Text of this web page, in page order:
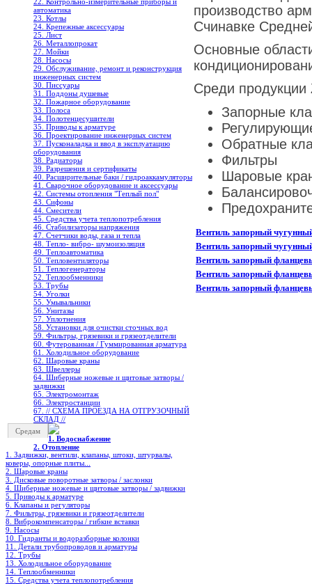
автоматика
23. Котлы
24. Крепежные аксессуары
25. Лист
26. Металлопрокат
27. Мойки
28. Насосы
29. Обслуживание, ремонт и реконструкция
инженерных систем
30. Писсуары
31. Поддоны душевые
32. Пожарное оборудование
33. Полоса
34. Полотенцесушители
35. Приводы к арматуре
36. Проектирование инженерных систем
37. Пусконаладка и ввод в эксплуатацию
оборудования
38. Радиаторы
39. Разрешения и сертификаты
40. Расширительные баки / гидроаккамуляторы
41. Сварочное оборудование и аксессуары
42. Системы отопления "Теплый пол"
43. Сифоны
44. Смесители
45. Средства учета теплопотребления
46. Стабилизаторы напряжения
47. Счетчики воды, газа и тепла
48. Тепло- вибро- шумоизоляция
49. Теплоавтоматика
50. Тепловентиляторы
51. Теплогенераторы
52. Теплообменники
53. Трубы
54. Уголки
55. Умывальники
56. Унитазы
57. Уплотнения
58. Установки для очистки сточных вод
59. Фильтры, грязевики и грязеотделители
60. Футерованная / Гуммированная арматура
61. Холодильное oборудование
62. Шаровые краны
63. Швеллеры
64. Шиберные ножевые и щитовые затворы /
задвижки
65. Электромонтаж
66. Электростанции
67. // СХЕМА ПРОЕЗДА НА ОТГРУЗОЧНЫЙ
СКЛАД //
Средам
1. Водоснабжение
2. Отопление
1. Задвижки, вентили, клапаны, штоки, штурвалы,
коверы, опорные плиты...
2. Шаровые краны
3. Дисковые поворотные затворы / заслонки
4. Шиберные ножевые и щитовые затворы / задвижки
5. Приводы к арматуре
6. Клапаны и регуляторы
7. Фильтры, грязевики и грязеотделители
8. Виброкомпенсаторы / гибкие вставки
9. Насосы
10. Гидранты и водоразборные колонки
11. Детали трубопроводов и арматуры
12. Трубы
13. Холодильное oборудование
14. Теплообменники
15. Средства учета теплопотребления
производство
Счинавке
Основные
Среди продукции
Запорные
Обратные
Фильтры
Шаровые
Вентиль запорный
Вентиль запорный
Вентиль запорный
Вентиль запорный
Вентиль запорный